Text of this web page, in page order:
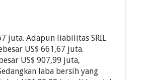
juta. Adapun liabilitas SRIL
US$ 661,67 juta.
US$ 907,99 juta,
laba bersih yang